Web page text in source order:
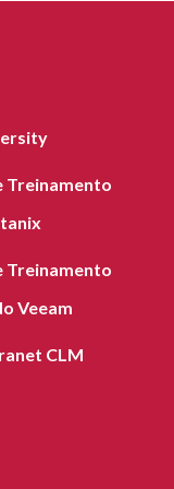
Treinamento
Treinamento
Veeam
CLM